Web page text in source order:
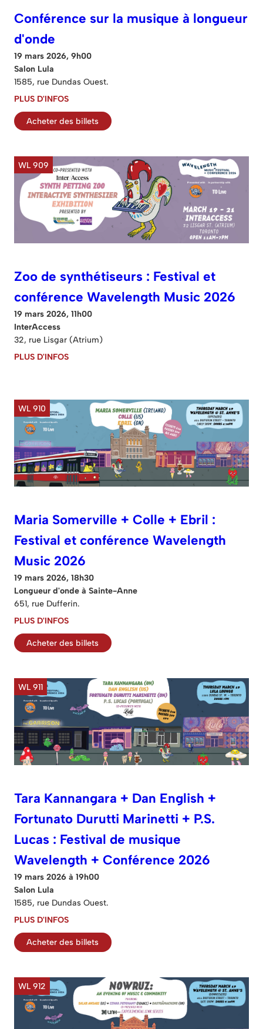
Conférence sur la musique à longueur
d'onde
19 mars 2026, 9h00
Salon Lula
1585, rue Dundas Ouest.
PLUS D'INFOS
Acheter des billets
WL 909
Zoo de synthétiseurs : Festival et
conférence Wavelength Music 2026
19 mars 2026, 11h00
InterAccess
32, rue Lisgar (Atrium)
PLUS D'INFOS
WL 910
Maria Somerville + Colle + Ebril :
Festival et conférence Wavelength
Music 2026
19 mars 2026, 18h30
Longueur d'onde à Sainte-Anne
651, rue Dufferin.
PLUS D'INFOS
Acheter des billets
WL 911
Tara Kannangara + Dan English +
Fortunato Durutti Marinetti + P.S.
Lucas : Festival de musique
Wavelength + Conférence 2026
19 mars 2026 à 19h00
Salon Lula
1585, rue Dundas Ouest.
PLUS D'INFOS
Acheter des billets
WL 912